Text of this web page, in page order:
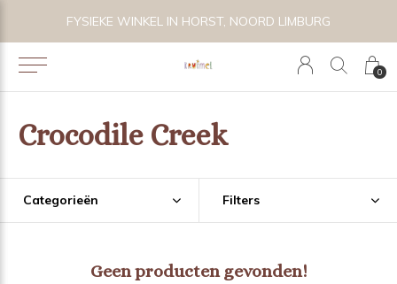
0
FYSIEKE WINKEL IN HORST, NOORD LIMBURG
Crocodile Creek
Categorieën Filters
Geen producten gevonden!